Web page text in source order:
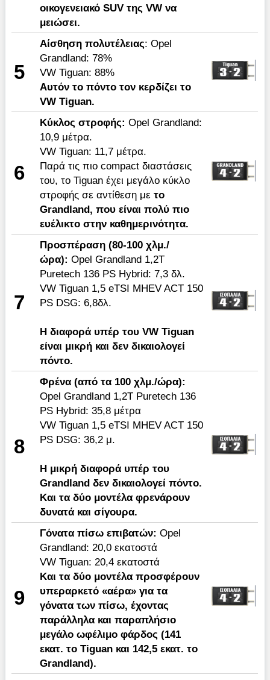
οικογενειακό SUVτης VWνα
μειώσει.
5
Αίσθηση πολυτέλειας: Opel
Grandland: 78%
VW Tiguan: 88%
Αυτόν το πόντο τον κερδίζει το
VW Tiguan.
6
Kύκλος στροφής: Opel Grandland:
10,9 μέτρα.
VW Tiguan: 11,7 μέτρα.
Παρά τις πιο compact διαστάσεις
του, το Tiguan έχει μεγάλο κύκλο
στροφής σε αντίθεση με το
Grandland, που είναι πολύ πιο
ευέλικτο στην καθημερινότητα.
7
Προσπέραση(80-100 χλμ./
ώρα): Opel Grandland 1,2T
Puretech 136 PS Hybrid: 7,3 δλ.
VW Tiguan 1,5 eTSI MHEV ACT 150
PS DSG: 6,8δλ.
Η διαφορά υπέρ του VW Tiguan
είναι μικρή και δεν δικαιολογεί
πόντο.
8
Φρένα (από τα 100 χλμ./ώρα):
Opel Grandland 1,2T Puretech 136
PS Hybrid: 35,8 μέτρα
VW Tiguan 1,5 eTSI MHEV ACT 150
PS DSG: 36,2 μ.
H μικρή διαφορά υπέρ του
Grandland δεν δικαιολογεί πόντο.
Και τα δύο μοντέλα φρενάρουν
δυνατά και σίγουρα.
9
Γόνατα πίσω επιβατών: Οpel
Grandland: 20,0 εκατοστά
VW Tiguan: 20,4 εκατοστά
Και τα δύο μοντέλα προσφέρουν
υπεραρκετό «αέρα» για τα
γόνατα των πίσω, έχοντας
παράλληλα και παραπλήσιο
μεγάλο ωφέλιμο φάρδος (141
εκατ. το Tiguanκαι 142,5 εκατ. το
Grandland).